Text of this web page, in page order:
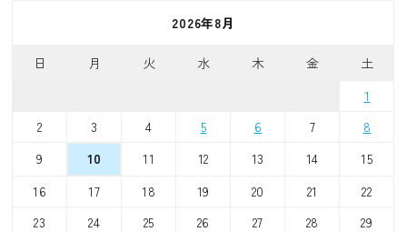
2026年8月
日 月 火 水 木 金 土
1
2
3 4 5 6 7
8
9
10 11 12 13 14
15
16
17 18 19 20 21
22
23
24 25 26 27 28
29